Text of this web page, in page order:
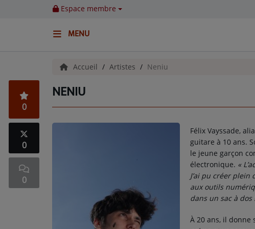
Espace membre
MENU
Emissions
BENJI & COMPAGNIE
GIEN, SA FABULEUSE HISTOIRE
GRAFFITI CINÉMA
LES ASSOCIÉS DU JOUR
LA CHRONIQUE ENVIRONNEMENTALE
LA CHRONIQUE MUSICALE
Accueil Artistes Neniu
NENIU
0
0
0
Félix Vayssade,
guitare à 10 ans.
le jeune garçon
électronique. «
J’ai pu créer
aux outils
dans un sac à dos
À 20 ans, il